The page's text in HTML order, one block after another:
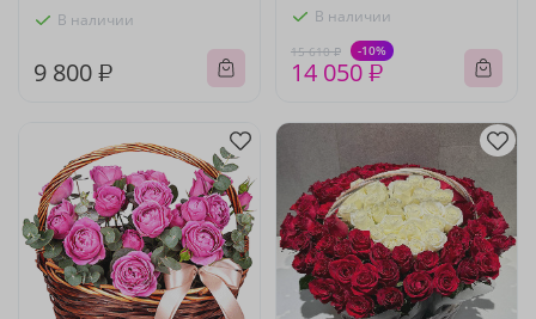
В наличии
9 800 ₽
В наличии
15 610 ₽ -10%
14 050 ₽